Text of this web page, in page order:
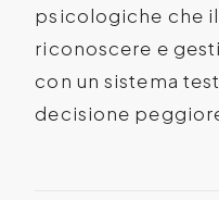
psicologiche che
riconoscere e
con un sistema
decisione